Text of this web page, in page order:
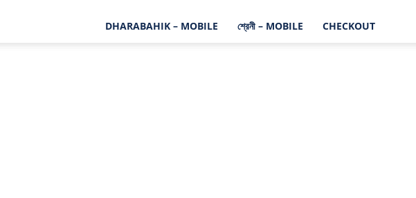
DHARABAHIK – MOBILE শ্রেনী – MOBILE CHECKOUT